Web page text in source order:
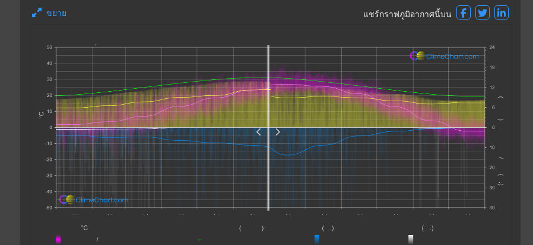
ขยาย แชร์กราฟภูมิอากาศนี้บน